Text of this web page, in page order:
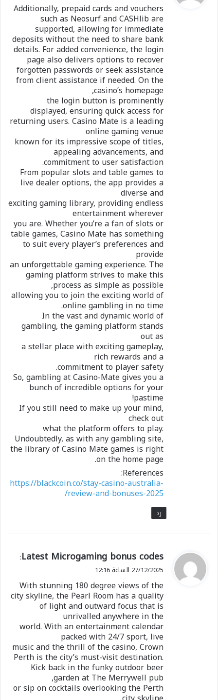
ل
Additionally, prepaid cards and vouchers
such as Neosurf and CASHlib are
supported, allowing for immediate
deposits without the need to share bank
details. For added convenience, the login
page also delivers options to recover
forgotten passwords or seek assistance
from client assistance if needed. On the
casino’s homepage,
the login button is prominently
displayed, ensuring quick access for
returning users. Casino Mate is a leading
online gaming venue
known for its impressive scope of titles,
appealing advancements, and
commitment to user satisfaction.
From popular slots and table games to
live dealer options, the app provides a
diverse and
exciting gaming library, providing endless
entertainment wherever
you are. Whether you’re a fan of slots or
table games, Casino Mate has something
to suit every player’s preferences and
provide
an unforgettable gaming experience. The
gaming platform strives to make this
process as simple as possible,
allowing you to join the exciting world of
online gambling in no time.
In the vast and dynamic world of
gambling, the gaming platform stands
out as
a stellar place with exciting gameplay,
rich rewards and a
commitment to player safety.
So, gambling at Casino-Mate gives you a
bunch of incredible options for your
pastime!
If you still need to make up your mind,
check out
what the platform offers to play.
Undoubtedly, as with any gambling site,
the library of Casino Mate games is right
on the home page.
References:
https://blackcoin.co/stay-casino-australia-
review-and-bonuses-2025/
رد
ي
ق
ل
Latest Microgaming bonus codes
:
27/12/2025 الساعة 12:16
With stunning 180 degree views of the
city skyline, the Pearl Room has a quality
of light and outward focus that is
unrivalled anywhere in the
world. With an entertainment calendar
packed with 24/7 sport, live
music and the thrill of the casino, Crown
Perth is the city’s must-visit destination.
Kick back in the funky outdoor beer
garden at The Merrywell pub,
or sip on cocktails overlooking the Perth